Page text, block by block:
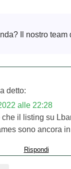
Il nostro team
detto:
alle 22:28
che il listing su
sono ancora
Rispondi